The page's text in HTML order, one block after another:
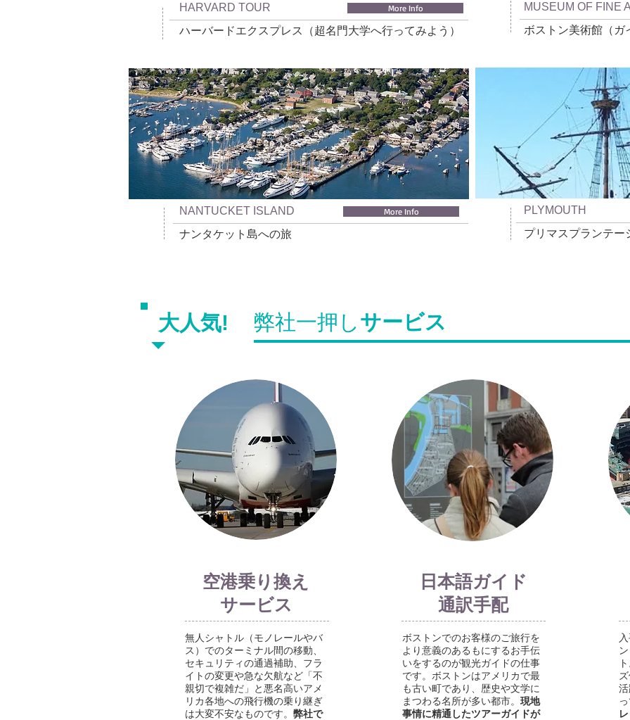
HARVARD TOUR More Info
ハーバードエクスプレス（超名門大学へ行ってみよう）
MUSEUM OF FINE
ボストン美術館（ガ
NANTUCKET ISLAND More Info
ナンタケット島への旅
PLYMOUTH
プリマスプランテー
空港乗り換え
サービス
無人シャトル（モノレールやバ
ス）でのターミナル間の移動、
セキュリティの通過補助、フラ
イトの変更や急な欠航など「不
親切で複雑だ」と悪名高いアメ
リカ各地への飛行機の乗り継ぎ
は大変不安なものです。 弊社で
日本語ガイド
通訳手配
ボストンでのお客様のご旅行を
より意義のあるもにするお手伝
いをするのが観光ガイドの仕事
です。ボストンはアメリカで最
も古い町であり、歴史や文学に
まつわる名所が多い都市。 現地
事情に精通したツアーガイドが
大人気! 弊社一押しサービス